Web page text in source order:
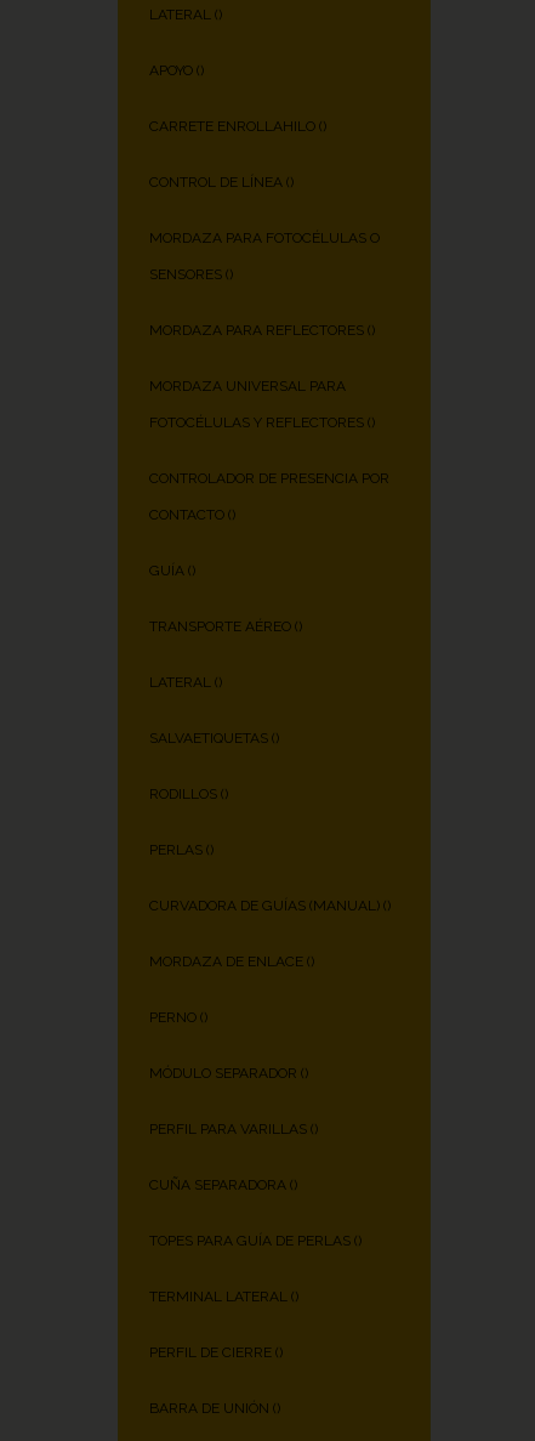
LATERAL ()
APOYO ()
CARRETE ENROLLAHILO ()
CONTROL DE LÍNEA ()
MORDAZA PARA FOTOCÉLULAS O
SENSORES ()
MORDAZA PARA REFLECTORES ()
MORDAZA UNIVERSAL PARA
FOTOCÉLULAS Y REFLECTORES ()
CONTROLADOR DE PRESENCIA POR
CONTACTO ()
GUÍA ()
TRANSPORTE AÉREO ()
LATERAL ()
SALVAETIQUETAS ()
RODILLOS ()
PERLAS ()
CURVADORA DE GUÍAS (MANUAL) ()
MORDAZA DE ENLACE ()
PERNO ()
MÓDULO SEPARADOR ()
PERFIL PARA VARILLAS ()
CUÑA SEPARADORA ()
TOPES PARA GUÍA DE PERLAS ()
TERMINAL LATERAL ()
PERFIL DE CIERRE ()
BARRA DE UNIÓN ()